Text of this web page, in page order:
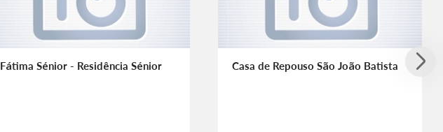
Fátima Sénior - Residência Sénior Casa de Repouso São João Batista